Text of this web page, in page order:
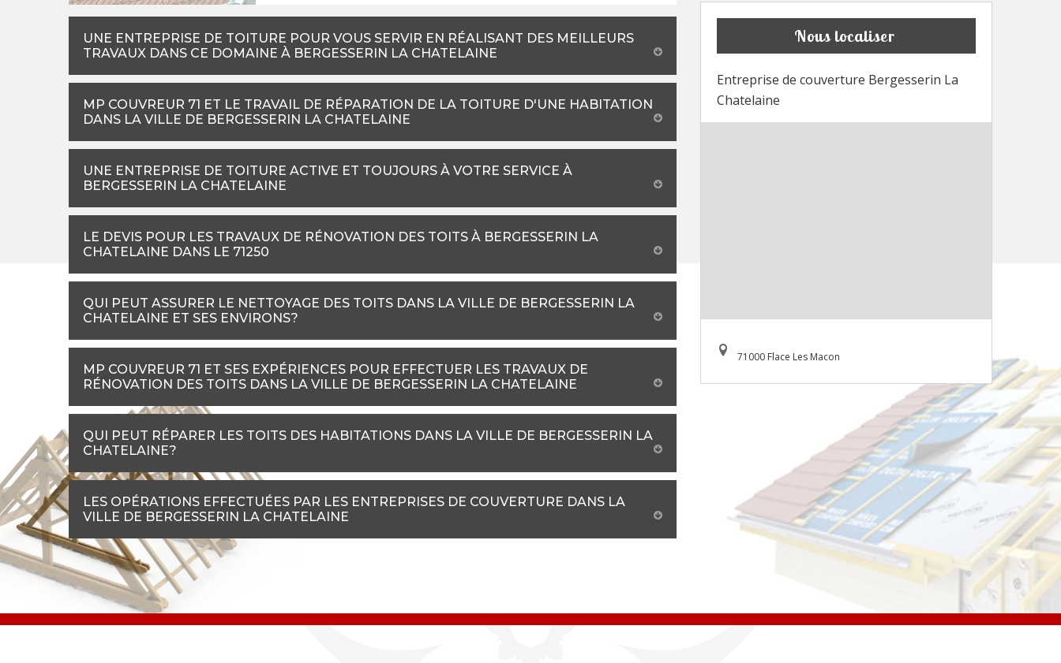
UNE ENTREPRISE DE TOITURE POUR VOUS SERVIR EN RÉALISANT DES MEILLEURS
TRAVAUX DANS CE DOMAINE À BERGESSERIN LA CHATELAINE
MP COUVREUR 71 ET LE TRAVAIL DE RÉPARATION DE LA TOITURE D'UNE HABITATION
DANS LA VILLE DE BERGESSERIN LA CHATELAINE
UNE ENTREPRISE DE TOITURE ACTIVE ET TOUJOURS À VOTRE SERVICE À
BERGESSERIN LA CHATELAINE
LE DEVIS POUR LES TRAVAUX DE RÉNOVATION DES TOITS À BERGESSERIN LA
CHATELAINE DANS LE 71250
QUI PEUT ASSURER LE NETTOYAGE DES TOITS DANS LA VILLE DE BERGESSERIN LA
CHATELAINE ET SES ENVIRONS?
MP COUVREUR 71 ET SES EXPÉRIENCES POUR EFFECTUER LES TRAVAUX DE
RÉNOVATION DES TOITS DANS LA VILLE DE BERGESSERIN LA CHATELAINE
QUI PEUT RÉPARER LES TOITS DES HABITATIONS DANS LA VILLE DE BERGESSERIN LA
CHATELAINE?
LES OPÉRATIONS EFFECTUÉES PAR LES ENTREPRISES DE COUVERTURE DANS LA
VILLE DE BERGESSERIN LA CHATELAINE
Nous localiser
Entreprise de couverture Bergesserin La
Chatelaine
71000 Flace Les Macon